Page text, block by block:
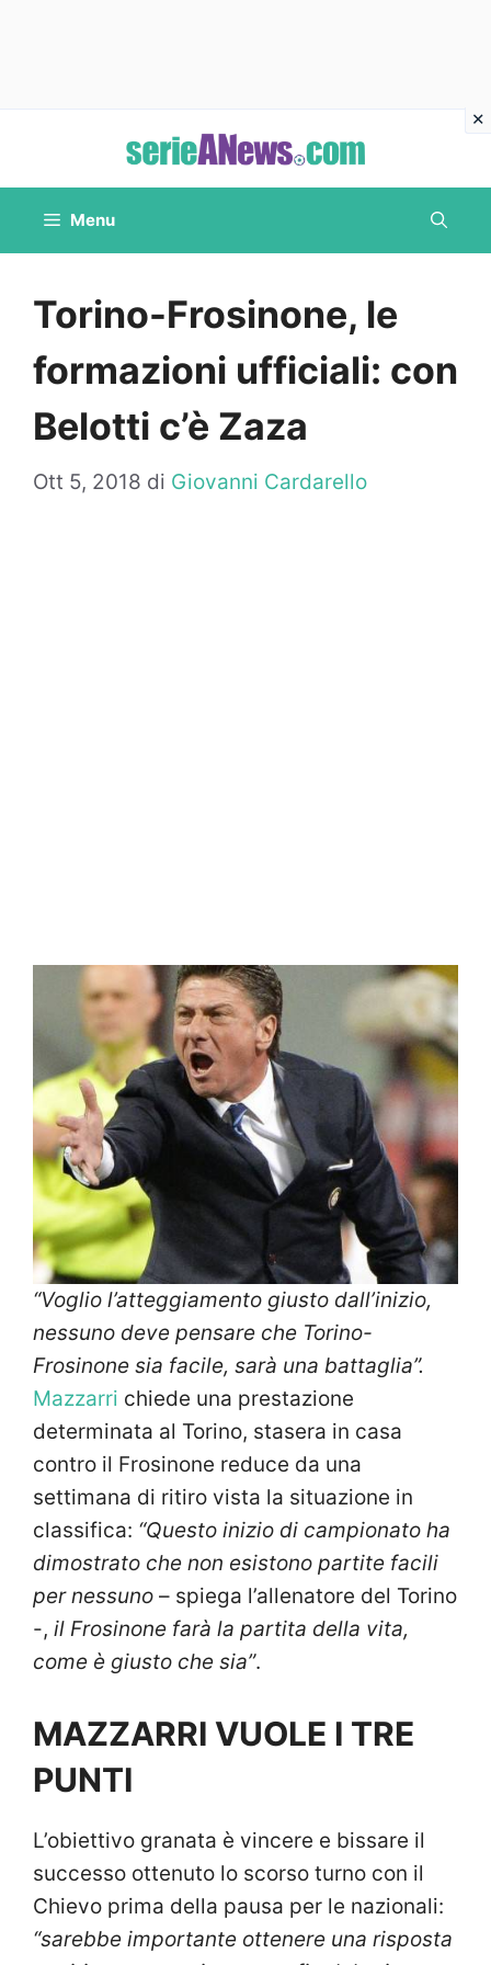
contenuto
Menu
Torino-Frosinone, le
formazioni ufficiali: con
Belotti c’è Zaza
Ott 5, 2018 di Giovanni Cardarello
“Voglio l’atteggiamento giusto dall’inizio,
nessuno deve pensare che Torino-
Frosinone sia facile, sarà una battaglia”.
Mazzarri chiede una prestazione
determinata al Torino, stasera in casa
contro il Frosinone reduce da una
settimana di ritiro vista la situazione in
classifica: “Questo inizio di campionato ha
dimostrato che non esistono partite facili
per nessuno – spiega l’allenatore del Torino
-, il Frosinone farà la partita della vita,
come è giusto che sia”.
MAZZARRI VUOLE I TRE
PUNTI
L’obiettivo granata è vincere e bissare il
successo ottenuto lo scorso turno con il
Chievo prima della pausa per le nazionali:
“sarebbe importante ottenere una risposta